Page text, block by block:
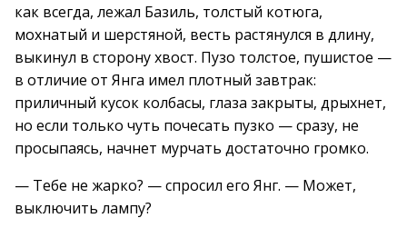
как всегда, лежал Базиль, толстый котюга,
мохнатый и шерстяной, весть растянулся в длину,
выкинул в сторону хвост. Пузо толстое, пушистое —
в отличие от Янга имел плотный завтрак:
приличный кусок колбасы, глаза закрыты, дрыхнет,
но если только чуть почесать пузко — сразу, не
просыпаясь, начнет мурчать достаточно громко.
— Тебе не жарко? — спросил его Янг. — Может,
выключить лампу?